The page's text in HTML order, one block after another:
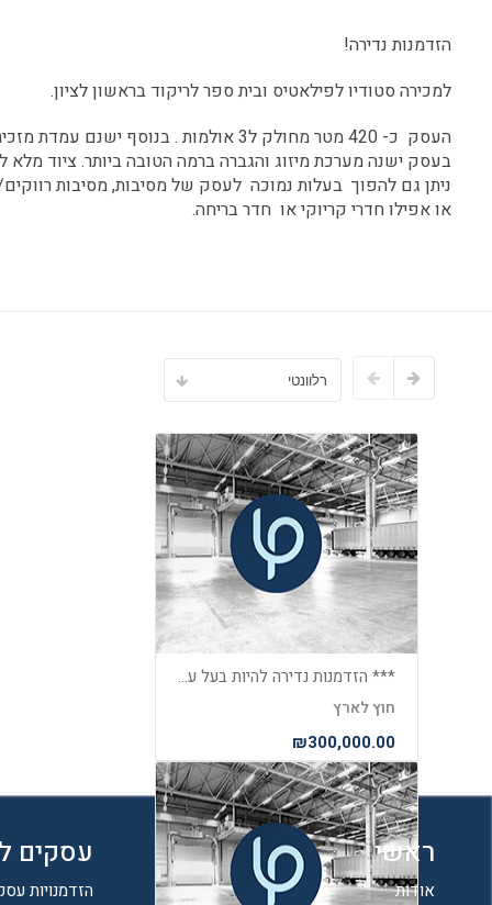
הזדמנות נדירה!
למכירה סטודיו לפילאטיס ובית ספר לריקוד בראשון לציון.
העסק כ- 420 מטר מחולק ל3 אולמות . בנוסף ישנם עמדת מזכירה ומשרד בעלים.
בעסק ישנה מערכת מיזוג והגברה ברמה הטובה ביותר. ציוד מלא
ניתן גם להפוך בעלות נמוכה לעסק של מסיבות, מסיבות
או אפילו חדרי קריוקי או חדר בריחה.
רלוונטי
*** הזדמנות נדירה להיות בעל עסק מצליח בחופים היפים של קפריסין***
חוץ לארץ
₪300,000.00
ראשי
אודות
עסקים
הזדמנויות